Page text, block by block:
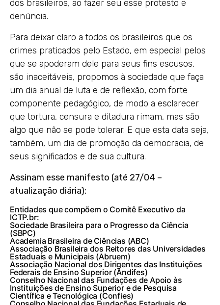
dos brasileiros, ao fazer seu esse protesto e
denúncia.
Para deixar claro a todos os brasileiros que os
crimes praticados pelo Estado, em especial pelos
que se apoderam dele para seus fins escusos,
são inaceitáveis, propomos à sociedade que faça
um dia anual de luta e de reflexão, com forte
componente pedagógico, de modo a esclarecer
que tortura, censura e ditadura rimam, mas são
algo que não se pode tolerar. E que esta data seja,
também, um dia de promoção da democracia, de
seus significados e de sua cultura.
Assinam esse manifesto (até 27/04 –
atualização diária):
Entidades que compõem o Comitê Executivo da
ICTP.br:
Sociedade Brasileira para o Progresso da Ciência
(SBPC)
Academia Brasileira de Ciências (ABC)
Associação Brasileira dos Reitores das Universidades
Estaduais e Municipais (Abruem)
Associação Nacional dos Dirigentes das Instituições
Federais de Ensino Superior (Andifes)
Conselho Nacional das Fundações de Apoio às
Instituições de Ensino Superior e de Pesquisa
Científica e Tecnológica (Confies)